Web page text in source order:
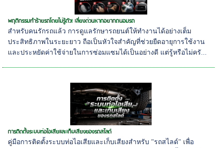
พฤติกรรมทำร้ายรถโดยไม่รู้ตัว! เลี่ยงด่วนหากอยากถนอมรถ
สำหรับคนรักรถแล้ว การดูแลรักษารถยนต์ให้ทำงานได้อย่างเต็ม
ประสิทธิภาพในระยะยาว ถือเป็นหัวใจสำคัญที่ช่วยยืดอายุการใช้งาน
และประหยัดค่าใช้จ่ายในการซ่อมแซมได้เป็นอย่างดี แต่รู้หรือไม่ครั...
การติดตั้งระบบท่อไอเสียและเก็บเสียงของรถสไลด์
คู่มือการติดตั้งระบบท่อไอเสียและเก็บเสียงสำหรับ "รถสไลด์" เพื่อ